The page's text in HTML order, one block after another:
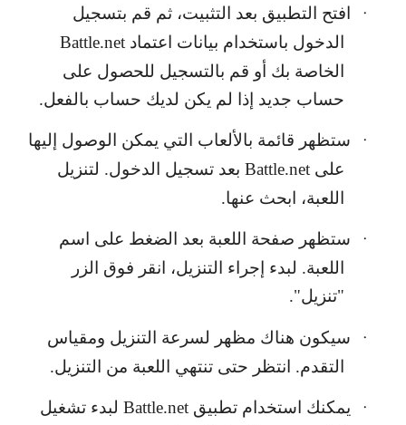
·
افتح التطبيق بعد التثبيت، ثم قم بتسجيل
الدخول باستخدام بيانات اعتماد Battle.net
الخاصة بك أو قم بالتسجيل للحصول على
حساب جديد إذا لم يكن لديك حساب بالفعل.
·
ستظهر قائمة بالألعاب التي يمكن الوصول إليها
على Battle.net بعد تسجيل الدخول. لتنزيل
اللعبة، ابحث عنها.
·
ستظهر صفحة اللعبة بعد الضغط على اسم
اللعبة. لبدء إجراء التنزيل، انقر فوق الزر
"تنزيل".
·
سيكون هناك مظهر لسرعة التنزيل ومقياس
التقدم. انتظر حتى تنتهي اللعبة من التنزيل.
· يمكنك استخدام تطبيق Battle.net لبدء تشغيل